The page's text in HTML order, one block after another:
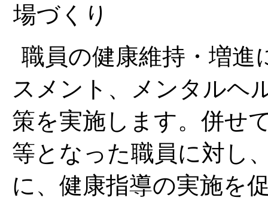
場づくり
職員の健康維持・増
スメント、メンタルヘ
策を実施します。併せ
等となった職員に対し
に、健康指導の実施を